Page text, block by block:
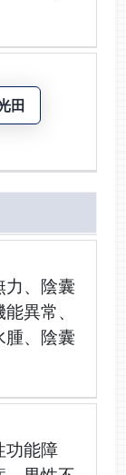
田
力、陰囊
異常、
腫、陰囊
功能障